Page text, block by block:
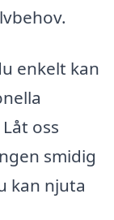
enkelt kan
oss
smidig
kan njuta